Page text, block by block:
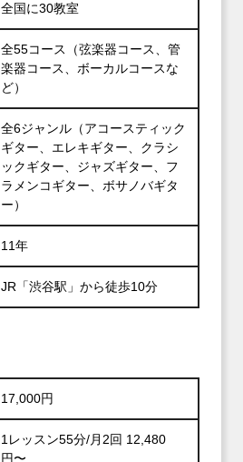
全国に30教室
全55コース（弦楽器コース、管
楽器コース、ボーカルコースな
ど）
全6ジャンル（アコースティック
ギター、エレキギター、クラシ
ックギター、ジャズギター、フ
ラメンコギター、ボサノバギタ
ー）
11年
JR「渋谷駅」から徒歩10分
17,000円
1レッスン55分/月2回 12,480
円〜